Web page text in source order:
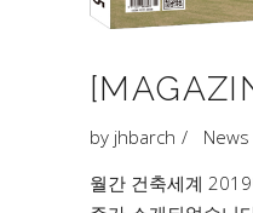
by jhbarch News
월간 건축세계